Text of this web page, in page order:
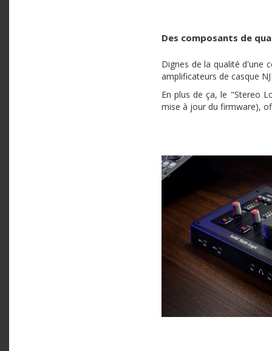
Des composants de
Dignes de la qualité d'une
amplificateurs de casque
En plus de ça, le "Stereo
mise à jour du firmware),